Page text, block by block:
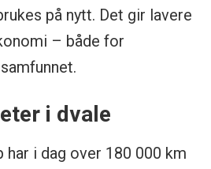
på nytt. Det gir lavere
– både for
i dvale
har i dag over 180 000 km